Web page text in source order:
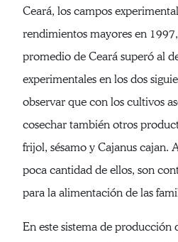
Ceará, los campos
rendimientos mayores en
promedio de Ceará superó al
experimentales en los dos
observar que con los cultivos
cosechar también otros
frijol, sésamo y Cajanus cajan.
poca cantidad de ellos, son
para la alimentación de las
En este sistema de producción